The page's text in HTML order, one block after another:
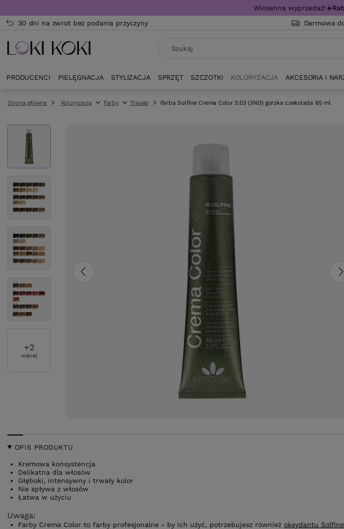
Wiosenna wyprzedaż!☀️
30 dni na zwrot bez podania przyczyny
Darmowa
PRODUCENCI PIELĘGNACJA STYLIZACJA SPRZĘT SZCZOTKI KOLORYZACJA AKCESORIA I
Strona główna Koloryzacja Farby Trwałe Farba Solfine Crema Color 3.03 (3ND) gorzka czekolada 65 ml
+2
więcej
OPIS PRODUKTU
Kremowa konsystencja
Delikatna dla włosów
Głęboki, intensywny i trwały kolor
Nie spływa z włosów
Łatwa w użyciu
Uwaga:
Farby Crema Color to farby profesjonalne - by ich użyć, potrzebujesz również oksydantu Solfine